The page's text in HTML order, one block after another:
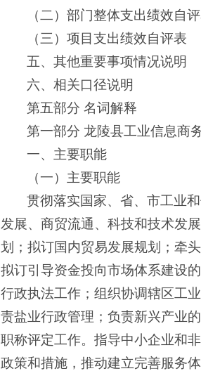
（二）部门整体支出绩效自
（三）项目支出绩效自评表
五、其他重要事项情况说明
六、相关口径说明
第五部分 名词解释
第一部分 龙陵县工业信息商
一、主要职能
（一）主要职能
贯彻落实国家、省、市工业
发展、商贸流通、科技和技术发
划；拟订国内贸易发展规划；牵
拟订引导资金投向市场体系建设
行政执法工作；组织协调辖区工
责盐业行政管理；负责新兴产业
职称评定工作。指导中小企业和
政策和措施，推动建立完善服务